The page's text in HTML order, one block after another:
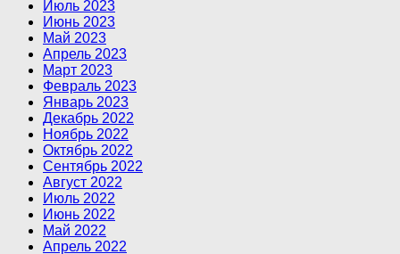
Июль 2023
Июнь 2023
Май 2023
Апрель 2023
Март 2023
Февраль 2023
Январь 2023
Декабрь 2022
Ноябрь 2022
Октябрь 2022
Сентябрь 2022
Август 2022
Июль 2022
Июнь 2022
Май 2022
Апрель 2022